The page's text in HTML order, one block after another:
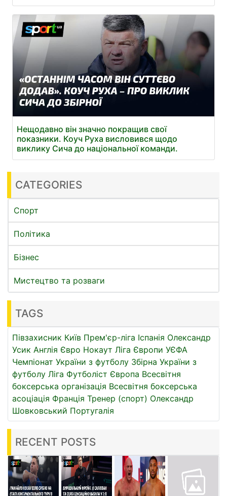
Нещодавно він значно покращив свої
показники. Коуч Руха висловився щодо
виклику Сича до національної команди.
CATEGORIES
Спорт
Політика
Бізнес
Мистецтво та розваги
TAGS
Півзахисник Київ Прем'єр-ліга Іспанія Олександр
Усик Англія Євро Нокаут Ліга Європи УЄФА
Чемпіонат України з футболу Збірна України з
футболу Ліга Футболіст Європа Всесвітня
боксерська організація Всесвітня боксерська
асоціація Франція Тренер (спорт) Олександр
Шовковський Португалія
RECENT POSTS